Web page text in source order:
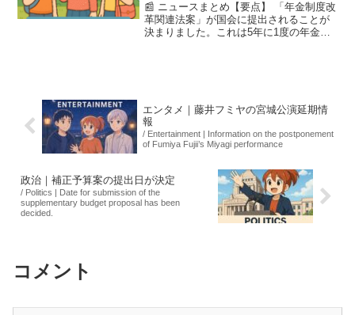
📰 ニュースまとめ【要点】 「年金制度改
革関連法案」が国会に提出されることが
決まりました。これは5年に1度の年金制
エンタメ｜藤井フミヤの宮城公演延期情
報
/ Entertainment | Information on the postponement
of Fumiya Fujii’s Miyagi performance
政治｜補正予算案の提出日が決定
/ Politics | Date for submission of the
supplementary budget proposal has been
decided.
コメント